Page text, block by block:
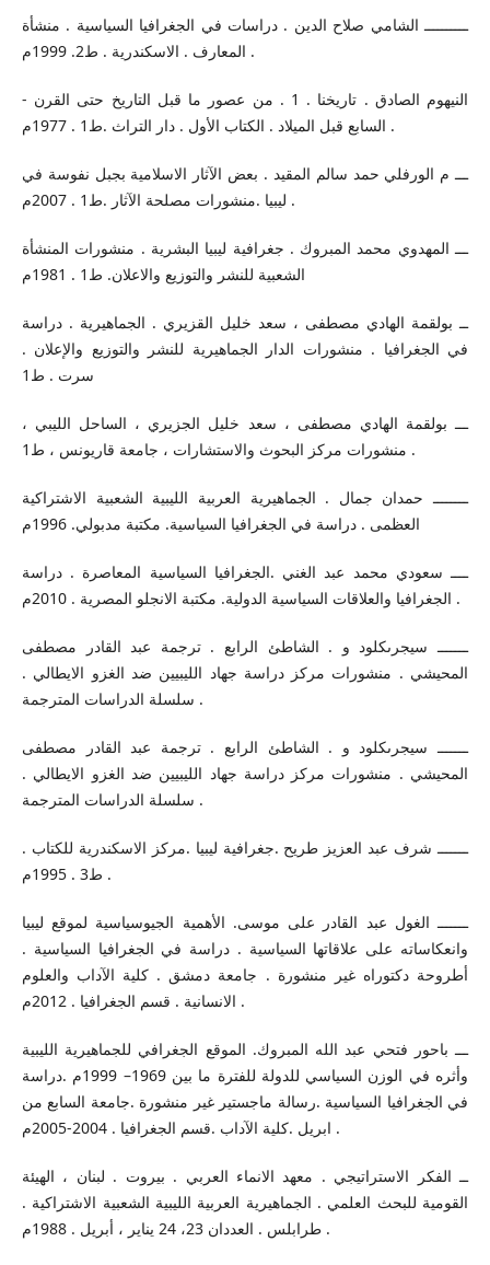
ــــــــــ الشامي صلاح الدين . دراسات في الجغرافيا السياسية . منشأة
المعارف . الاسكندرية . ط2. 1999م .
- النيهوم الصادق . تاريخنا . 1 . من عصور ما قبل التاريخ حتى القرن
السابع قبل الميلاد . الكتاب الأول . دار التراث .ط1 . 1977م .
ـــ م الورفلي حمد سالم المقيد . بعض الآثار الاسلامية بجبل نفوسة في
ليبيا .منشورات مصلحة الآثار .ط1 . 2007م .
ـــ المهدوي محمد المبروك . جغرافية ليبيا البشرية . منشورات المنشأة
الشعبية للنشر والتوزيع والاعلان. ط1 . 1981م
ــ بولقمة الهادي مصطفى ، سعد خليل القزيري . الجماهيرية . دراسة
في الجغرافيا . منشورات الدار الجماهيرية للنشر والتوزيع والإعلان .
سرت . ط1
ـــ بولقمة الهادي مصطفى ، سعد خليل الجزيري ، الساحل الليبي ،
منشورات مركز البحوث والاستشارات ، جامعة قاريونس ، ط1 .
ــــــــ حمدان جمال . الجماهيرية العربية الليبية الشعبية الاشتراكية
العظمى . دراسة في الجغرافيا السياسية. مكتبة مدبولي. 1996م
ــــ سعودي محمد عبد الغني .الجغرافيا السياسية المعاصرة . دراسة
الجغرافيا والعلاقات السياسية الدولية. مكتبة الانجلو المصرية . 2010م .
ـــــــ سيجرىكلود و . الشاطئ الرابع . ترجمة عبد القادر مصطفى
المحيشي . منشورات مركز دراسة جهاد الليبيين ضد الغزو الايطالي .
سلسلة الدراسات المترجمة .
ـــــــ سيجرىكلود و . الشاطئ الرابع . ترجمة عبد القادر مصطفى
المحيشي . منشورات مركز دراسة جهاد الليبيين ضد الغزو الايطالي .
سلسلة الدراسات المترجمة .
ـــــــ شرف عبد العزيز طريح .جغرافية ليبيا .مركز الاسكندرية للكتاب .
ط3 . 1995م .
ـــــــ الغول عبد القادر على موسى. الأهمية الجيوسياسية لموقع ليبيا
وانعكاساته على علاقاتها السياسية . دراسة في الجغرافيا السياسية .
أطروحة دكتوراه غير منشورة . جامعة دمشق . كلية الآداب والعلوم
الانسانية . قسم الجغرافيا . 2012م .
ـــ باحور فتحي عبد الله المبروك. الموقع الجغرافي للجماهيرية الليبية
وأثره في الوزن السياسي للدولة للفترة ما بين 1969– 1999م .دراسة
في الجغرافيا السياسية .رسالة ماجستير غير منشورة .جامعة السابع من
ابريل .كلية الآداب .قسم الجغرافيا . 2004-2005م .
ــ الفكر الاستراتيجي . معهد الانماء العربي . بيروت . لبنان ، الهيئة
القومية للبحث العلمي . الجماهيرية العربية الليبية الشعبية الاشتراكية .
طرابلس . العددان 23، 24 يناير ، أبريل . 1988م .